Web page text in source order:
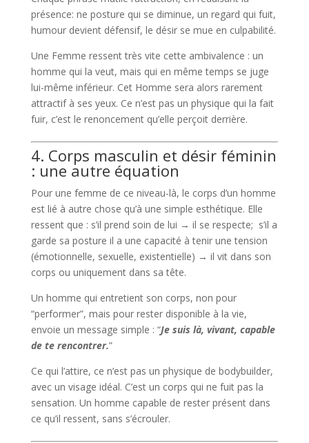
présence: ne posture qui se diminue, un regard qui fuit,
humour devient défensif, le désir se mue en culpabilité.
Une Femme ressent très vite cette ambivalence : un
homme qui la veut, mais qui en même temps se juge
lui-même inférieur. Cet Homme sera alors rarement
attractif à ses yeux. Ce n’est pas un physique qui la fait
fuir, c’est le renoncement qu’elle perçoit derrière.
4. Corps masculin et désir féminin
: une autre équation
Pour une femme de ce niveau-là, le corps d’un homme
est lié à autre chose qu’à une simple esthétique. Elle
ressent que : s’il prend soin de lui → il se respecte; s’il a
garde sa posture il a une capacité à tenir une tension
(émotionnelle, sexuelle, existentielle) → il vit dans son
corps ou uniquement dans sa tête.
Un homme qui entretient son corps, non pour
“performer”, mais pour rester disponible à la vie,
envoie un message simple : “Je suis là, vivant, capable
de te rencontrer.”
Ce qui l’attire, ce n’est pas un physique de bodybuilder,
avec un visage idéal. C’est un corps qui ne fuit pas la
sensation. Un homme capable de rester présent dans
ce qu’il ressent, sans s’écrouler.